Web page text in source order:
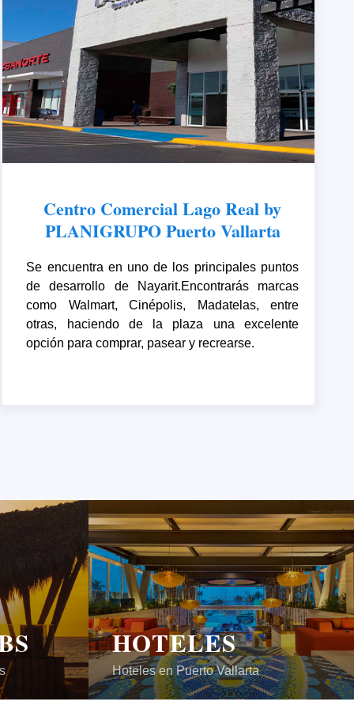
Centro Comercial Lago Real by
PLANIGRUPO Puerto Vallarta
Se encuentra en uno de los principales puntos
de desarrollo de Nayarit.Encontrarás marcas
como Walmart, Cinépolis, Madatelas, entre
otras, haciendo de la plaza una excelente
opción para comprar, pasear y recrearse.
HOTELES
Hoteles en Puerto Vallarta